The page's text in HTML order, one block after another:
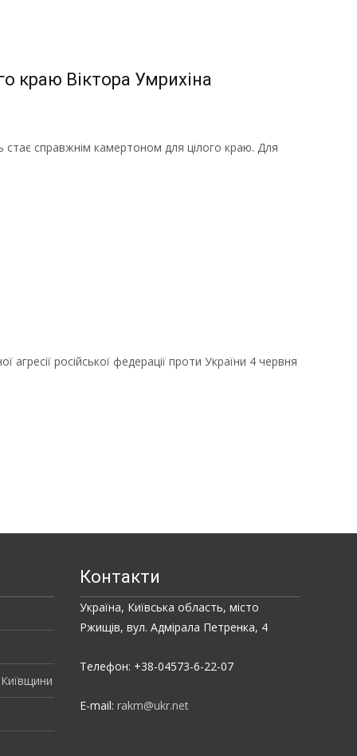
краю Віктора Умрихіна
справжнім камертоном для цілого краю. Для
російської федерації проти України 4 червня
Контакти
Україна, Київська область, місто
Ржищів, вул. Адмірала Петренка, 4
Телефон: +38-04573-6-22-07
E-mail: rakm@ukr.net